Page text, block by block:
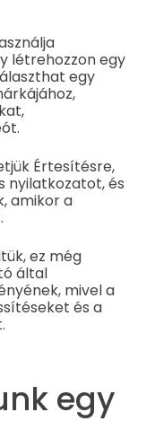
létrehozzon egy
egy
Értesítésre,
nyilatkozatot, és
amikor a
ez még
által
mivel a
és a
egy